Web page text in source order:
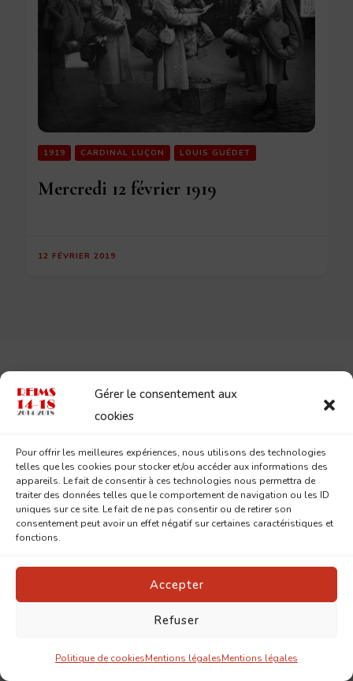
Gérer le consentement aux
cookies
Pour offrir les meilleures expériences, nous utilisons des technologies
telles que les cookies pour stocker et/ou accéder aux informations des
appareils. Le fait de consentir à ces technologies nous permettra de
traiter des données telles que le comportement de navigation ou les ID
uniques sur ce site. Le fait de ne pas consentir ou de retirer son
consentement peut avoir un effet négatif sur certaines caractéristiques et
fonctions.
Accepter
Refuser
Politique de cookiesMentions légalesMentions légales
1919 CARDINAL LUÇON LOUIS GUÉDET
Mercredi 12 février 1919
12 FÉVRIER 2019
Laisser un commentaire